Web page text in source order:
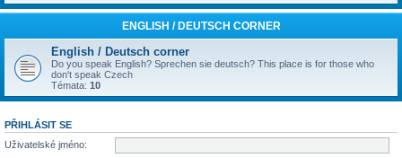
ENGLISH / DEUTSCH CORNER
English / Deutsch corner
Do you speak English? Sprechen sie deutsch? This place is for those who
don't speak Czech
Témata: 10
PŘIHLÁSIT SE
Uživatelské jméno: